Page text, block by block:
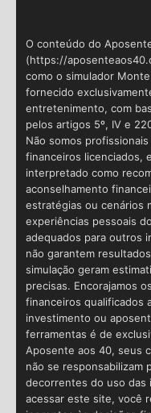
O conteúdo do
(https://
como o simulador
fornecido
entretenimento, com
pelos artigos 5º, IV e
Não somos
financeiros licenciados,
interpretado como
aconselhamento
estratégias ou cenários
experiências pessoais
adequados para outros
não garantem
simulação geram
precisas. Encorajamos
financeiros qualificados
investimento ou
ferramentas é de
Aposente aos 40, seus
não se responsabilizam
decorrentes do uso das
acessar este site, você